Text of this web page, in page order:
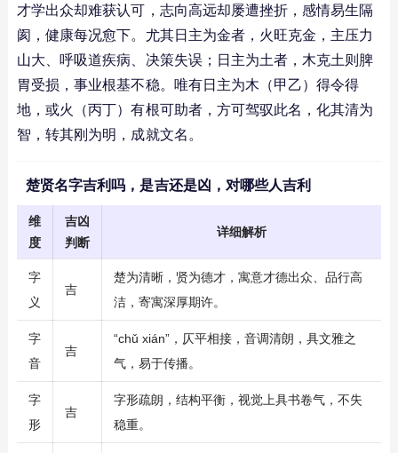
才学出众却难获认可，志向高远却屡遭挫折，感情易生隔
阂，健康每况愈下。尤其日主为金者，火旺克金，主压力
山大、呼吸道疾病、决策失误；日主为土者，木克土则脾
胃受损，事业根基不稳。唯有日主为木（甲乙）得令得
地，或火（丙丁）有根可助者，方可驾驭此名，化其清为
智，转其刚为明，成就文名。
楚贤名字吉利吗，是吉还是凶，对哪些人吉利
维
度
吉凶
判断
详细解析
字
义
吉
楚为清晰，贤为德才，寓意才德出众、品行高
洁，寄寓深厚期许。
字
音
吉
“chǔ xián”，仄平相接，音调清朗，具文雅之
气，易于传播。
字
形
吉
字形疏朗，结构平衡，视觉上具书卷气，不失
稳重。